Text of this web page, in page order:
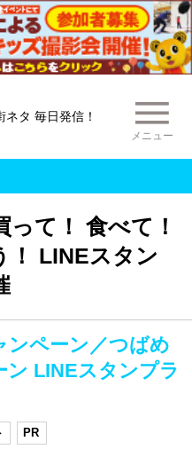
ネタ 毎日発信！
メニュー
て！ 食べて！
！ LINEスタン
ンペーン／つばめ
LINEスタンプラ
PR